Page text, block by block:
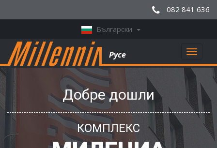
082 841 636
Български
Toggle
Русе
Добре дошли
КОМПЛЕКС